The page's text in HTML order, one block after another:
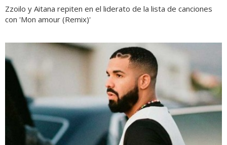
Zzoilo y Aitana repiten en el liderato de la lista de canciones
con 'Mon amour (Remix)'